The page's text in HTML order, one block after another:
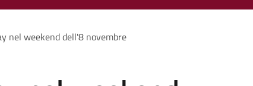
nel weekend dell'8 novembre